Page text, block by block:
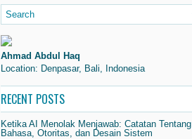
Ahmad Abdul Haq
Location: Denpasar, Bali, Indonesia
RECENT POSTS
Ketika AI Menolak Menjawab: Catatan Tentang
Bahasa, Otoritas, dan Desain Sistem